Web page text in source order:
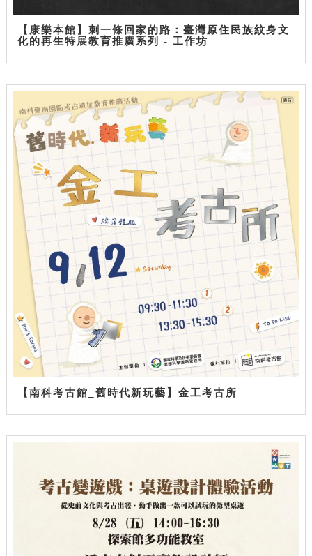
【康樂本館】刺一條回家的路：臺灣原住民族紋身文
化的再生特展教育推廣系列 - 工作坊
【南科考古館_舊時代新玩藝】金工考古所